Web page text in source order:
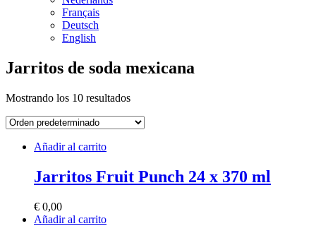
Français
Deutsch
English
Jarritos de soda mexicana
Mostrando los 10 resultados
Añadir al carrito
Jarritos Fruit Punch 24 x 370 ml
€ 0,00
Añadir al carrito